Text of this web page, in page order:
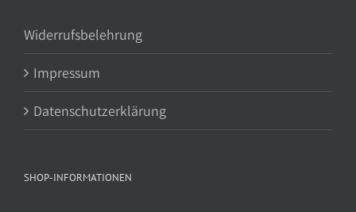
Widerrufsbelehrung
Impressum
Datenschutzerklärung
SHOP-INFORMATIONEN